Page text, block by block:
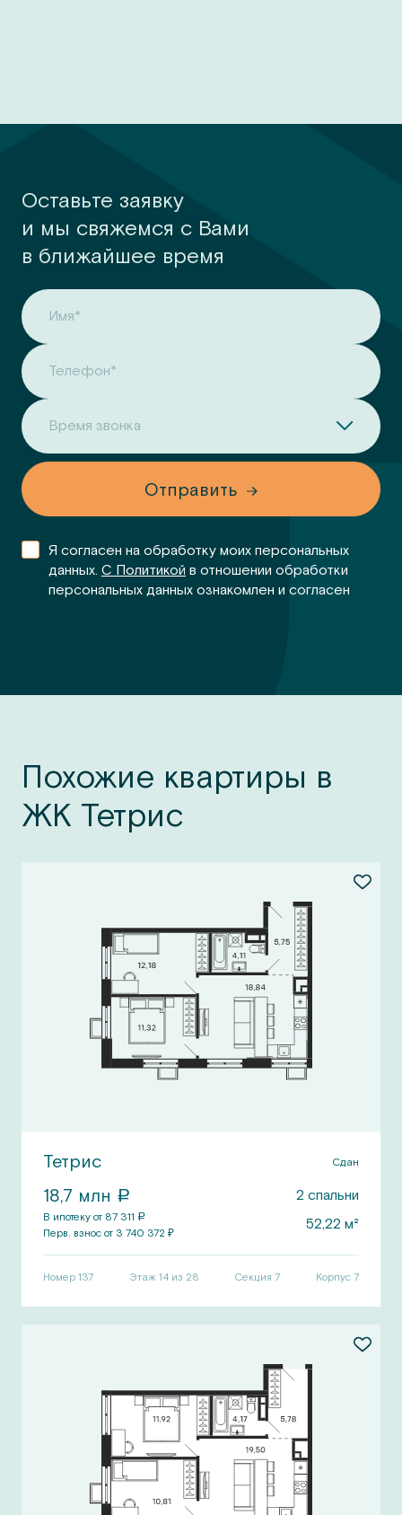
Оставьте заявку
и мы свяжемся с Вами
в ближайшее время
Имя*
Телефон*
Время звонка
Отправить
Я согласен на обработку моих персональных
данных. С Политикой в отношении обработки
персональных данных ознакомлен и согласен
Похожие квартиры в
ЖК Тетрис
Тетрис Сдан
18,7 млн a 2 спальни
В ипотеку от 87 311 a
Перв. взнос от 3 740 372 ₽ 52,22 м²
Номер 137 Этаж 14 из 28 Секция7 Корпус 7